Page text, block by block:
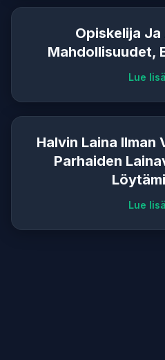
Opiskelija
Mahdollisuudet,
Lue
Halvin Laina Ilman
Parhaiden
Lue